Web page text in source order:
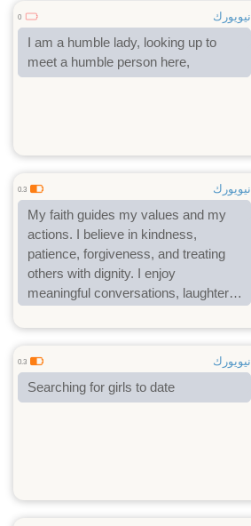
نيويورك 0
I am a humble lady, looking up to
meet a humble person here,
نيويورك 0.3
My faith guides my values and my
actions. I believe in kindness,
patience, forgiveness, and treating
others with dignity. I enjoy
meaningful conversations, laughter,
am emotionally mature, sincere, and
who also loves God and desires a
genuine, committed relationship
نيويورك 0.3
Searching for girls to date